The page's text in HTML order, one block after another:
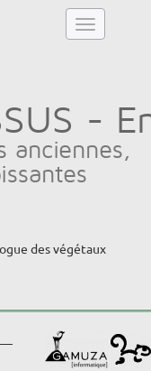
-
anciennes,
des végétaux
—